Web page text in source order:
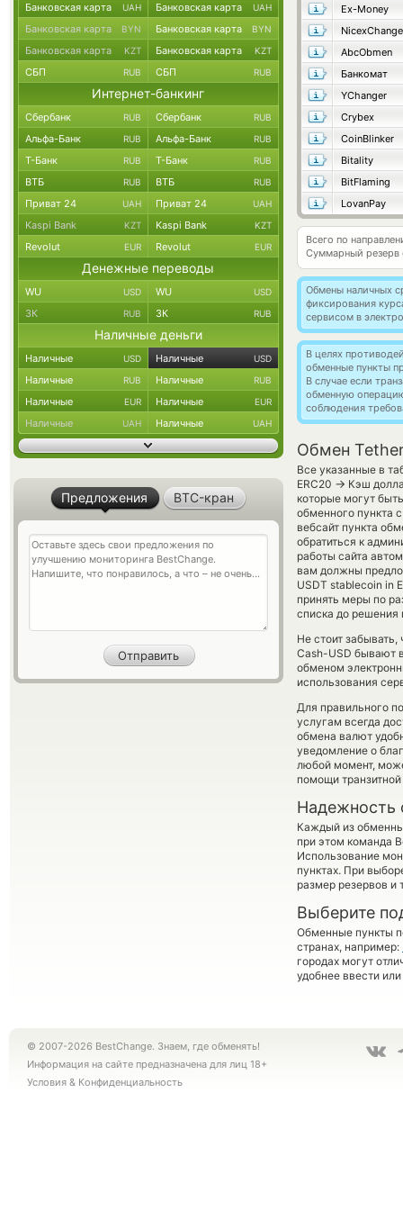
Ex-Money
AbcObmen
Банкомат
YChanger
Crybex
CoinBlinker
Bitality
BitFlaming
LovanPay
Всего по
Суммарный резерв
Обмены наличных
фиксирования
сервисом в
В целях
обменные пункты
В случае если
обменную
соблюдения
Обмен Tether
Все указанные в
ERC20 → Кэш
которые могут
обменного пункта
вебсайт пункта
обратиться к
работы сайта
вам должны
USDT stablecoin in
принять меры по
списка до
Не стоит
Cash-USD бывают
обменом
использования
Для правильного
услугам всегда
обмена валют
уведомление о
любой момент,
помощи
Надежность
Каждый из
при этом команда
Использование
пунктах. При
размер резервов и
Выберите
Обменные пункты
странах, например:
городах могут
удобнее ввести
Банковская карта UAH Банковская карта UAH
Банковская карта BYN Банковская карта BYN
Банковская карта KZT Банковская карта KZT
СБП RUB СБП RUB
Интернет-банкинг
Сбербанк RUB Сбербанк RUB
Альфа-Банк RUB Альфа-Банк RUB
Т-Банк RUB Т-Банк RUB
ВТБ RUB ВТБ RUB
Приват 24 UAH Приват 24 UAH
Kaspi Bank KZT Kaspi Bank KZT
Revolut EUR Revolut EUR
Денежные переводы
WU USD WU USD
ЗК RUB ЗК RUB
Наличные деньги
Наличные USD Наличные USD
Наличные RUB Наличные RUB
Наличные EUR Наличные EUR
Наличные UAH Наличные UAH
Предложения BTC-кран
© 2007-2026 BestChange. Знаем, где обменять!
Информация на сайте предназначена для лиц 18+
Условия & Конфиденциальность